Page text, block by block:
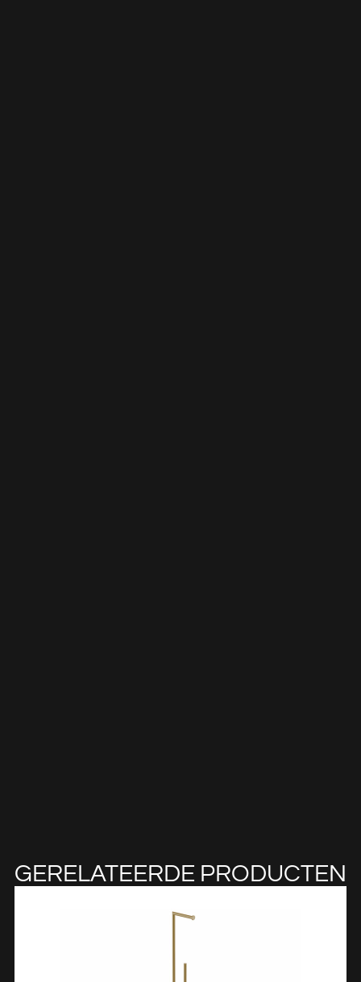
GERELATEERDE PRODUCTEN